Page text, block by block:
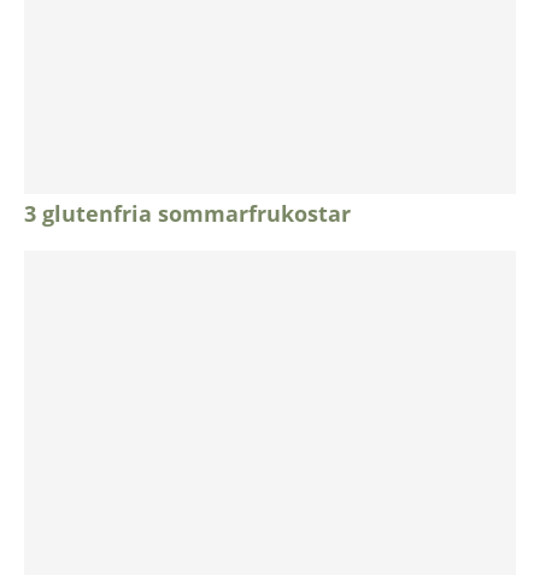
3 glutenfria sommarfrukostar